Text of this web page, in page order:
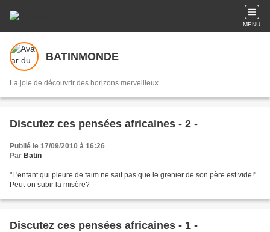
MENU
BATINMONDE
La joie de découvrir des horizons merveilleux...
Discutez ces pensées africaines - 2 -
Publié le 17/09/2010 à 16:26
Par Batin
"L'enfant qui pleure de faim ne sait pas que le grenier de son père est vide!"
Peut-on subir la misère?
Discutez ces pensées africaines - 1 -